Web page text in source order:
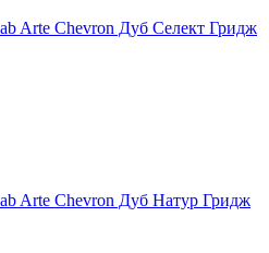
Arte Chevron Дуб Селект Гридж
Arte Chevron Дуб Натур Гридж